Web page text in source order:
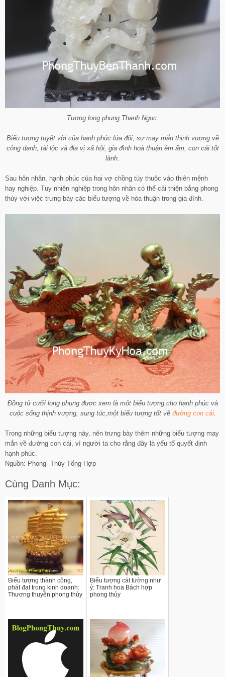
Tượng long phụng Thanh Ngọc:
Biểu tượng tuyệt vời của hạnh phúc lứa đôi, sự may mắn thịnh vượng về
công danh, tài lộc và địa vị xã hội, gia đình hoà thuận êm ấm, con cái tốt
lành.
Sau hôn nhân, hạnh phúc của hai vợ chồng tùy thuộc vào thiên mệnh
hay nghiệp. Tuy nhiên nghiệp trong hôn nhân có thể cải thiện bằng phong
thủy với việc trưng bày các biểu tượng về hòa thuận trong gia đình.
Đồng tử cưỡi long phụng được xem là một biểu tượng cho hạnh phúc và
cuộc sống thịnh vượng, sung túc,một biểu tượng tốt về đường con cái.
Trong những biểu tượng này, nên trưng bày thêm những biểu tượng may
mắn về đường con cái, vì người ta cho rằng đây là yếu tố quyết định
hạnh phúc.
Nguồn: Phong Thủy Tổng Hợp
Cùng Danh Mục:
Biểu tượng thành công,
phát đạt trong kinh doanh:
Thương thuyền phong thủy
Biểu tượng cát tường như
ý: Tranh hoa Bách hợp
phong thủy